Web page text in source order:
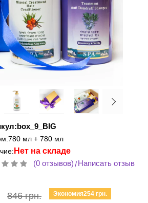
мл + 780 мл
Нет на складе
(0 отзывов)/Написать отзыв
846 грн. Экономия254 грн.